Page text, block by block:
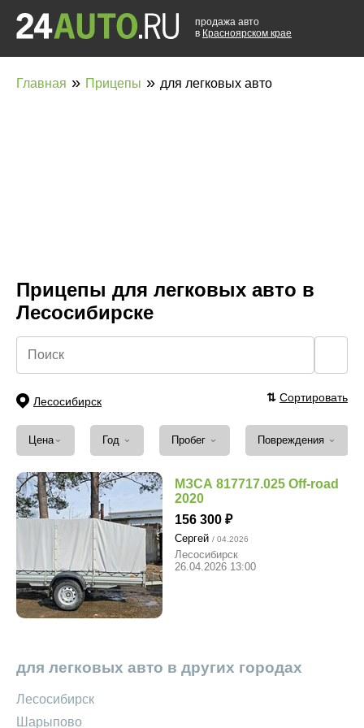
продажа авто
в Красноярском крае
Главная » Прицепы » для легковых авто
Прицепы для легковых авто в
Лесосибирске
Лесосибирск ⇅ Сортировать
Цена ⌄ Год ⌄ Пробег ⌄ Повреждения ⌄
МЗСА 817717.025 Off-road
2020
156 300
Сергей / 04.2026
Лесосибирск
26.04.2026 13:00
для легковых авто в других городах
Лесосибирск
Шарыпово